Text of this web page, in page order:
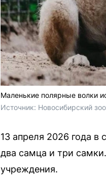
Маленькие полярные волки
Источник: Новосибирский
13 апреля 2026 года
два самца и три
учреждения.